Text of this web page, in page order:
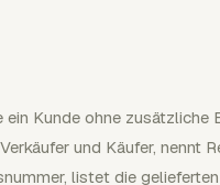
Kunde ohne zusätzliche
und Käufer, nennt
listet die